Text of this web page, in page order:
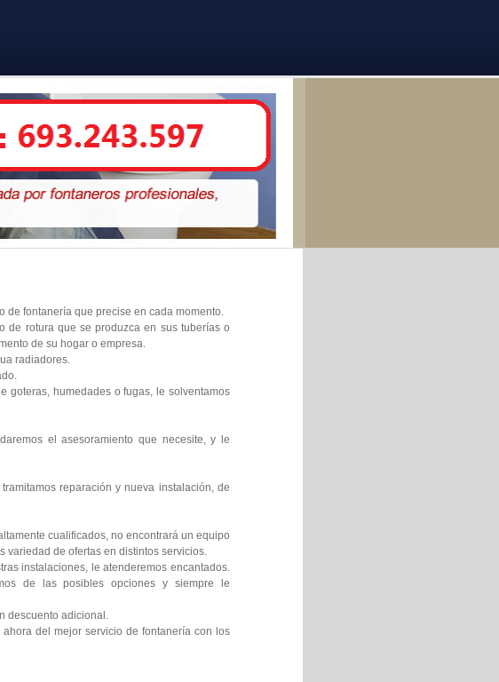
de fontanería que precise en cada momento.
de rotura que se produzca en sus tuberías o
de su hogar o empresa.
radiadores.
goteras, humedades o fugas, le solventamos
el asesoramiento que necesite, y le
reparación y nueva instalación, de
cualificados, no encontrará un equipo
variedad de ofertas en distintos servicios.
instalaciones, le atenderemos encantados.
de las posibles opciones y siempre le
descuento adicional.
del mejor servicio de fontanería con los